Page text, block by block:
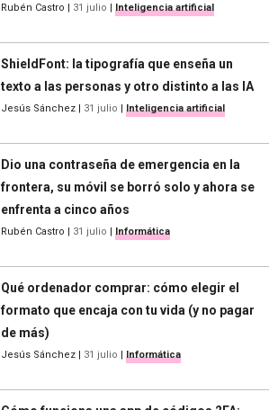
Rubén Castro | 31 julio | Inteligencia artificial
ShieldFont: la tipografía que enseña un
texto a las personas y otro distinto a las IA
Jesús Sánchez | 31 julio | Inteligencia artificial
Dio una contraseña de emergencia en la
frontera, su móvil se borró solo y ahora se
enfrenta a cinco años
Rubén Castro | 31 julio | Informática
Qué ordenador comprar: cómo elegir el
formato que encaja con tu vida (y no pagar
de más)
Jesús Sánchez | 31 julio | Informática